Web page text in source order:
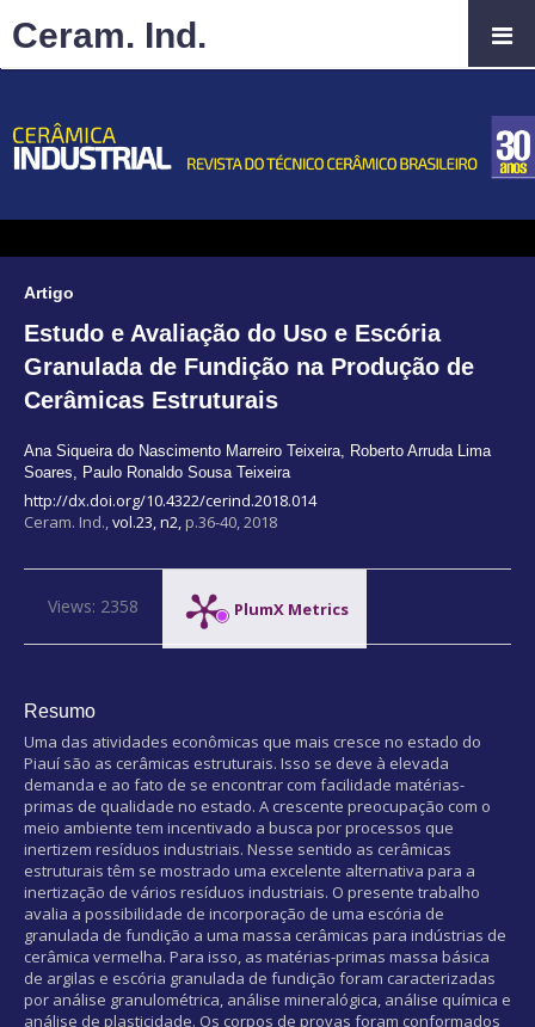
Artigo
Estudo e Avaliação do Uso e Escória
Granulada de Fundição na Produção de
Cerâmicas Estruturais
Ana Siqueira do Nascimento Marreiro Teixeira, Roberto Arruda Lima
Soares, Paulo Ronaldo Sousa Teixeira
http://dx.doi.org/10.4322/cerind.2018.014
Ceram. Ind.,vol.23, n2, p.36-40, 2018
PlumX Metrics
Views: 2358
Resumo
Uma das atividades econômicas que mais cresce no estado do
Piauí são as cerâmicas estruturais. Isso se deve à elevada
demanda e ao fato de se encontrar com facilidade matérias-
primas de qualidade no estado. A crescente preocupação com o
meio ambiente tem incentivado a busca por processos que
inertizem resíduos industriais. Nesse sentido as cerâmicas
estruturais têm se mostrado uma excelente alternativa para a
inertização de vários resíduos industriais. O presente trabalho
avalia a possibilidade de incorporação de uma escória de
granulada de fundição a uma massa cerâmicas para indústrias de
cerâmica vermelha. Para isso, as matérias-primas massa básica
de argilas e escória granulada de fundição foram caracterizadas
por análise granulométrica, análise mineralógica, análise química e
análise de plasticidade. Os corpos de provas foram conformados
Ceram. Ind.